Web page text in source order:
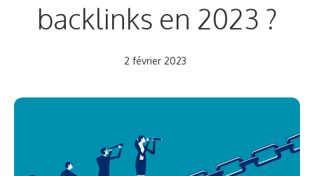
backlinks en 2023 ?
2 février 2023